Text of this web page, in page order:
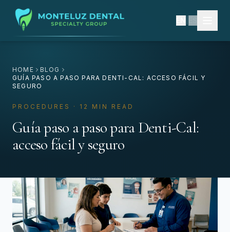
HOME
BLOG
GUÍA PASO A PASO PARA DENTI-CAL: ACCESO FÁCIL Y
SEGURO
PROCEDURES · 12 MIN READ
Guía paso a paso para Denti-Cal:
acceso fácil y seguro